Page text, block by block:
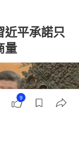
近平承諾只
量
9